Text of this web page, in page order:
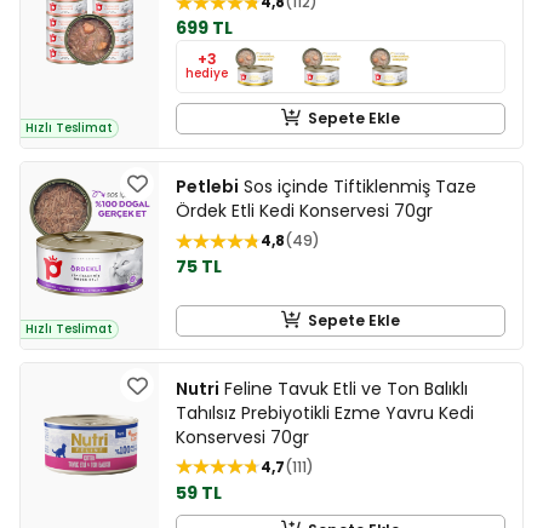
Hızlı Teslimat
699 TL
+3
hediye
Sepete Ekle
Hızlı Teslimat
Petlebi Sos içinde Tiftiklenmiş Taze
Ördek Etli Kedi Konservesi 70gr
4,8 49
75 TL
Sepete Ekle
Nutri Feline Tavuk Etli ve Ton Balıklı
Tahılsız Prebiyotikli Ezme Yavru Kedi
Konservesi 70gr
4,7 111
59 TL